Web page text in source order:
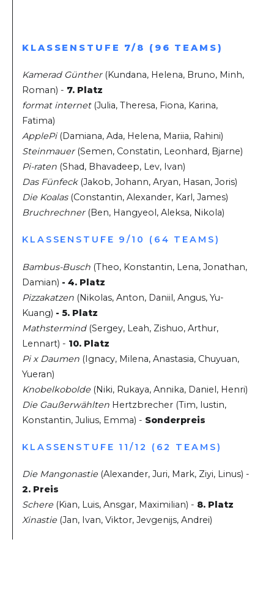
KLASSENSTUFE 7/8 (96 TEAMS)
Kamerad Günther(Kundana, Helena, Bruno, Minh,
Roman) - 7. Platz
format internet (Julia, Theresa, Fiona, Karina,
Fatima)
ApplePi(Damiana, Ada, Helena, Mariia, Rahini)
Steinmauer (Semen, Constatin, Leonhard, Bjarne)
Pi-raten (Shad, Bhavadeep, Lev, Ivan)
Das Fünfeck(Jakob, Johann, Aryan, Hasan, Joris)
Die Koalas(Constantin, Alexander, Karl, James)
Bruchrechner (Ben, Hangyeol, Aleksa, Nikola)
KLASSENSTUFE 9/10 (64 TEAMS)
Bambus-Busch (Theo, Konstantin, Lena, Jonathan,
Damian) - 4. Platz
Pizzakatzen (Nikolas, Anton, Daniil, Angus, Yu-
Kuang) - 5. Platz
Mathstermind(Sergey, Leah, Zishuo, Arthur,
Lennart) - 10. Platz
Pi x Daumen (Ignacy, Milena, Anastasia, Chuyuan,
Yueran)
Knobelkobolde (Niki, Rukaya, Annika, Daniel, Henri)
Die Gaußerwählten Hertzbrecher (Tim, Iustin,
Konstantin, Julius, Emma) - Sonderpreis
KLASSENSTUFE 11/12 (62 TEAMS)
Die Mangonastie (Alexander, Juri, Mark, Ziyi, Linus) -
2. Preis
Schere (Kian, Luis, Ansgar, Maximilian) - 8. Platz
Xinastie (Jan, Ivan, Viktor, Jevgenijs, Andrei)